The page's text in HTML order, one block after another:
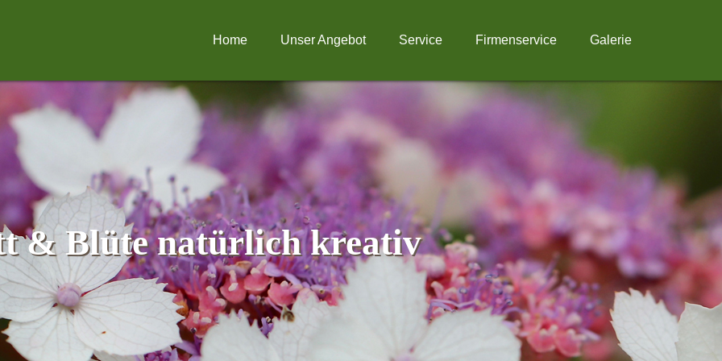
Home Unser Angebot Service Firmenservice Galerie
& Blüte natürlich kreativ